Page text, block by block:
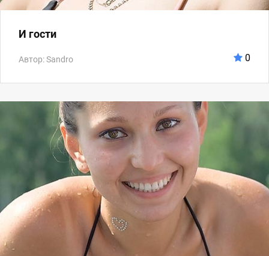
И гости
Автор: Sandro 0